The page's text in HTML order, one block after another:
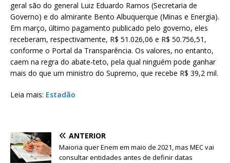
geral são do general Luiz Eduardo Ramos (Secretaria de
Governo) e do almirante Bento Albuquerque (Minas e Energia).
Em março, último pagamento publicado pelo governo, eles
receberam, respectivamente, R$ 51.026,06 e R$ 50.756,51,
conforme o Portal da Transparência. Os valores, no entanto,
caem na regra do abate-teto, pela qual ninguém pode ganhar
mais do que um ministro do Supremo, que recebe R$ 39,2 mil.
Leia mais: Estadão
ANTERIOR
Maioria quer Enem em maio de 2021, mas MEC vai
consultar entidades antes de definir datas